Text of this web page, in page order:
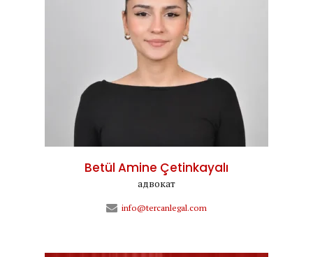
Betül Amine Çetinkayalı
адвокат
info@tercanlegal.com